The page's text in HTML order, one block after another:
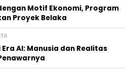
Motif Ekonomi, Program
Proyek Belaka
AI: Manusia dan Realitas